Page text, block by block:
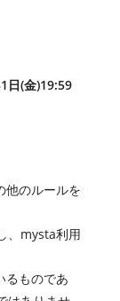
日(金)19:59
他のルールを
、mysta利用
るものであ